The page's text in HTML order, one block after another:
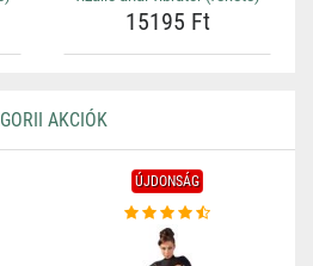
15195 Ft
AKCIÓK
ÚJDONSÁG